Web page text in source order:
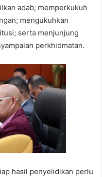
adab; memperkukuh
mengukuhkan
serta menjunjung
perkhidmatan.
hasil penyelidikan perlu